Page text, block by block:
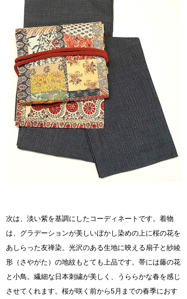
次は、淡い紫を基調にしたコーディネートです。着物
は、グラデーションが美しいぼかし染めの上に桜の花を
あしらった友禅染。光沢のある生地に映える扇子と紗綾
形（さやがた）の地紋もとても上品です。帯には藤の花
と小鳥。繊細な日本刺繍が美しく、うららかな春を感じ
させてくれます。桜が咲く前から5月までの春季におす